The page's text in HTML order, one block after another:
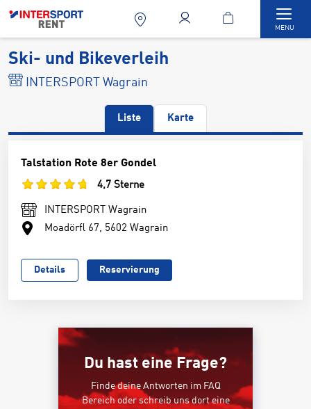
MENU
Ski- und Bikeverleih
INTERSPORT Wagrain
Liste Karte
Talstation Rote 8er Gondel
4,7 Sterne
INTERSPORT Wagrain
Moadörfl 67, 5602 Wagrain
Details Reservierung
Du hast eine Frage?
Finde deine Antworten im FAQ
Bereich oder schreib uns dort eine